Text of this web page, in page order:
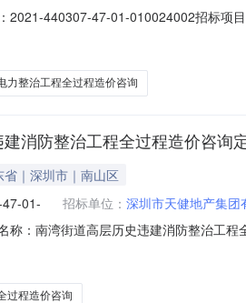
2021-440307-47-01-010024002招标项
招标中标人：深圳市建锋工程造价咨询
力整治工程全过程造价咨询
消防整治工程全过程造价咨询
省｜深圳市｜南山区
01- 招标单位： 深圳市天健地产集团
称：南湾街道高层历史违建消防整治工
定标结果列表第1大轮投票表编
过程造价咨询